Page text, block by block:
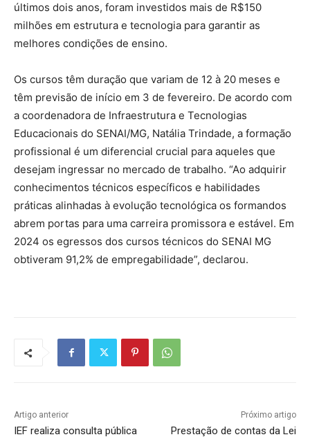
últimos dois anos, foram investidos mais de R$150
milhões em estrutura e tecnologia para garantir as
melhores condições de ensino.
Os cursos têm duração que variam de 12 à 20 meses e
têm previsão de início em 3 de fevereiro. De acordo com
a coordenadora de Infraestrutura e Tecnologias
Educacionais do SENAI/MG, Natália Trindade, a formação
profissional é um diferencial crucial para aqueles que
desejam ingressar no mercado de trabalho. “Ao adquirir
conhecimentos técnicos específicos e habilidades
práticas alinhadas à evolução tecnológica os formandos
abrem portas para uma carreira promissora e estável. Em
2024 os egressos dos cursos técnicos do SENAI MG
obtiveram 91,2% de empregabilidade”, declarou.
Artigo anterior
IEF realiza consulta pública
Próximo artigo
Prestação de contas da Lei